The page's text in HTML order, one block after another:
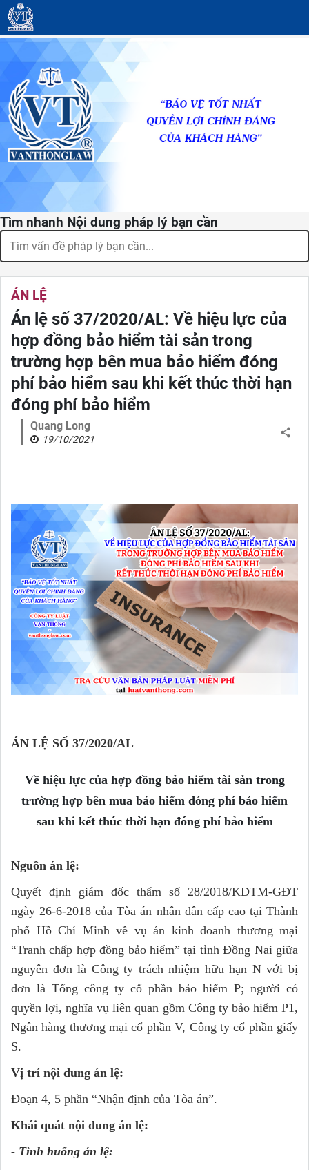
Tìm nhanh Nội dung pháp lý bạn cần
ÁN LỆ
Án lệ số 37/2020/AL: Về hiệu lực của
hợp đồng bảo hiểm tài sản trong
trường hợp bên mua bảo hiểm đóng
phí bảo hiểm sau khi kết thúc thời hạn
đóng phí bảo hiểm
Quang Long
19/10/2021
ÁN LỆ SỐ 37/2020/AL
Về hiệu lực của hợp đồng bảo hiểm tài sản trong
trường hợp bên mua bảo hiểm đóng phí bảo hiểm
sau khi kết thúc thời hạn đóng phí bảo hiểm
Nguồn án lệ:
Quyết định giám đốc thẩm số 28/2018/KDTM-GĐT
ngày 26-6-2018 của Tòa án nhân dân cấp cao tại Thành
phố Hồ Chí Minh về vụ án kinh doanh thương mại
“Tranh chấp hợp đồng bảo hiểm” tại tỉnh Đồng Nai giữa
nguyên đơn là Công ty trách nhiệm hữu hạn N với bị
đơn là Tổng công ty cổ phần bảo hiểm P; người có
quyền lợi, nghĩa vụ liên quan gồm Công ty bảo hiểm P1,
Ngân hàng thương mại cổ phần V, Công ty cổ phần giấy
S.
Vị trí nội dung án lệ:
Đoạn 4, 5 phần “Nhận định của Tòa án”.
Khái quát nội dung án lệ:
- Tình huống án lệ: